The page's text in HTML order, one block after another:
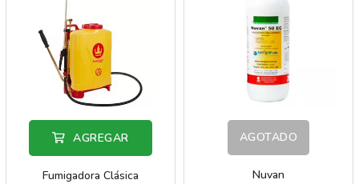
AGREGAR
Fumigadora Clásica
AGOTADO
Nuvan